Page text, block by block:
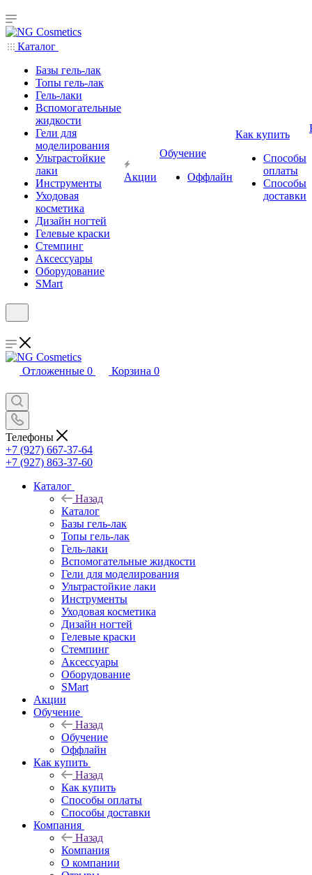
Каталог
Базы гель-лак
Топы гель-лак
Гель-лаки
Вспомогательные
жидкости
Гели для
моделирования
Ультрастойкие
лаки
Инструменты
Уходовая
косметика
Дизайн ногтей
Гелевые краски
Стемпинг
Аксессуары
Оборудование
SMart
Акции
Обучение
Оффлайн
Как купить
Способы
оплаты
Способы
доставки
Отложенные 0 Корзина 0
Телефоны
+7 (927) 667-37-64
+7 (927) 863-37-60
Каталог
Назад
Каталог
Базы гель-лак
Топы гель-лак
Гель-лаки
Вспомогательные жидкости
Гели для моделирования
Ультрастойкие лаки
Инструменты
Уходовая косметика
Дизайн ногтей
Гелевые краски
Стемпинг
Аксессуары
Оборудование
SMart
Акции
Обучение
Назад
Обучение
Оффлайн
Как купить
Назад
Как купить
Способы оплаты
Способы доставки
Компания
Назад
Компания
О компании